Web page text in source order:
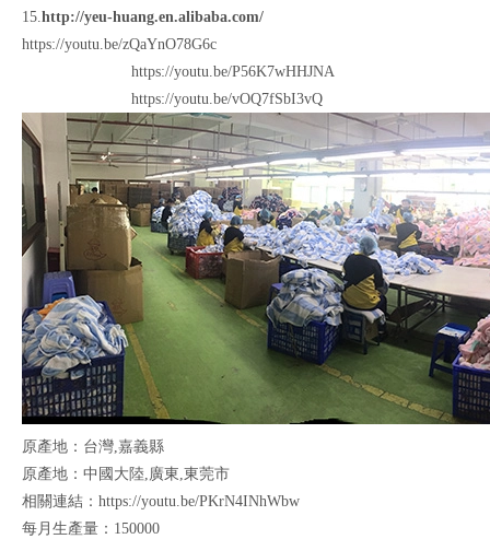
15.http://yeu-huang.en.alibaba.com/
https://youtu.be/zQaYnO78G6c
https://youtu.be/P56K7wHHJNA
https://youtu.be/vOQ7fSbI3vQ
原產地：台灣,嘉義縣
原產地：中國大陸,廣東,東莞市
相關連結：https://youtu.be/PKrN4INhWbw
每月生產量：150000